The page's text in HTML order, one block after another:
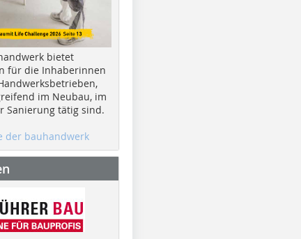
bietet
für die Inhaberinnen
im Neubau, im
Sanierung tätig sind.
der bauhandwerk